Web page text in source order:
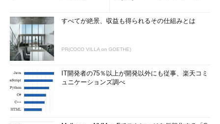
すべてが絶景、収益も得られるその仕組みとは
PR(COCO VILLA on GOETHE)
IT開発者の75％以上が開発以外にも従事、楽天コミ
ュニケーションズ調べ